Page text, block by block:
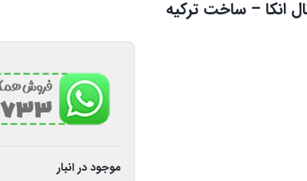
موجود در انبار